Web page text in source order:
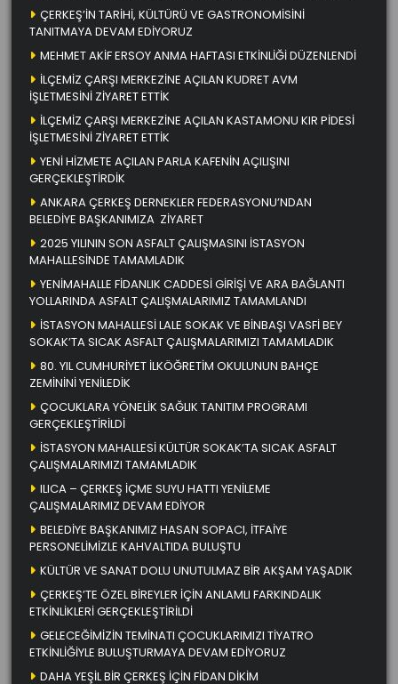
ÇERKEŞ’İN TARİHİ, KÜLTÜRÜ VE GASTRONOMİSİNİ
TANITMAYA DEVAM EDİYORUZ
MEHMET AKİF ERSOY ANMA HAFTASI ETKİNLİĞİ DÜZENLENDİ
İLÇEMİZ ÇARŞI MERKEZİNE AÇILAN KUDRET AVM
İŞLETMESİNİ ZİYARET ETTİK
İLÇEMİZ ÇARŞI MERKEZİNE AÇILAN KASTAMONU KIR PİDESİ
İŞLETMESİNİ ZİYARET ETTİK
YENİ HİZMETE AÇILAN PARLA KAFENİN AÇILIŞINI
GERÇEKLEŞTİRDİK
ANKARA ÇERKEŞ DERNEKLER FEDERASYONU’NDAN
BELEDİYE BAŞKANIMIZA ZİYARET
2025 YILININ SON ASFALT ÇALIŞMASINI İSTASYON
MAHALLESİNDE TAMAMLADIK
YENİMAHALLE FİDANLIK CADDESİ GİRİŞİ VE ARA BAĞLANTI
YOLLARINDA ASFALT ÇALIŞMALARIMIZ TAMAMLANDI
İSTASYON MAHALLESİ LALE SOKAK VE BİNBAŞI VASFİ BEY
SOKAK’TA SICAK ASFALT ÇALIŞMALARIMIZI TAMAMLADIK
80. YIL CUMHURİYET İLKÖĞRETİM OKULUNUN BAHÇE
ZEMİNİNİ YENİLEDİK
ÇOCUKLARA YÖNELİK SAĞLIK TANITIM PROGRAMI
GERÇEKLEŞTİRİLDİ
İSTASYON MAHALLESİ KÜLTÜR SOKAK’TA SICAK ASFALT
ÇALIŞMALARIMIZI TAMAMLADIK
ILICA – ÇERKEŞ İÇME SUYU HATTI YENİLEME
ÇALIŞMALARIMIZ DEVAM EDİYOR
BELEDİYE BAŞKANIMIZ HASAN SOPACI, İTFAİYE
PERSONELİMİZLE KAHVALTIDA BULUŞTU
KÜLTÜR VE SANAT DOLU UNUTULMAZ BİR AKŞAM YAŞADIK
ÇERKEŞ’TE ÖZEL BİREYLER İÇİN ANLAMLI FARKINDALIK
ETKİNLİKLERİ GERÇEKLEŞTİRİLDİ
GELECEĞİMİZİN TEMİNATI ÇOCUKLARIMIZI TİYATRO
ETKİNLİĞİYLE BULUŞTURMAYA DEVAM EDİYORUZ
DAHA YEŞİL BİR ÇERKEŞ İÇİN FİDAN DİKİM